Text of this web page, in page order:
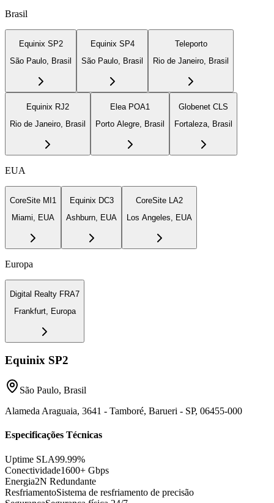
Brasil
Equinix SP2
São Paulo, Brasil
Equinix SP4
São Paulo, Brasil
Teleporto
Rio de Janeiro, Brasil
Equinix RJ2
Rio de Janeiro, Brasil
Elea POA1
Porto Alegre, Brasil
Globenet CLS
Fortaleza, Brasil
EUA
CoreSite MI1
Miami, EUA
Equinix DC3
Ashburn, EUA
CoreSite LA2
Los Angeles, EUA
Europa
Digital Realty FRA7
Frankfurt, Europa
Equinix SP2
São Paulo, Brasil
Alameda Araguaia, 3641 - Tamboré, Barueri - SP, 06455-000
Especificações Técnicas
Uptime SLA99.99%
Conectividade1600+ Gbps
Energia2N Redundante
ResfriamentoSistema de resfriamento de precisão